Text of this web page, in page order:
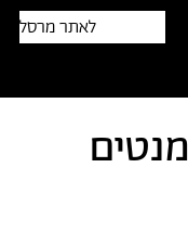
לאתר מרסל